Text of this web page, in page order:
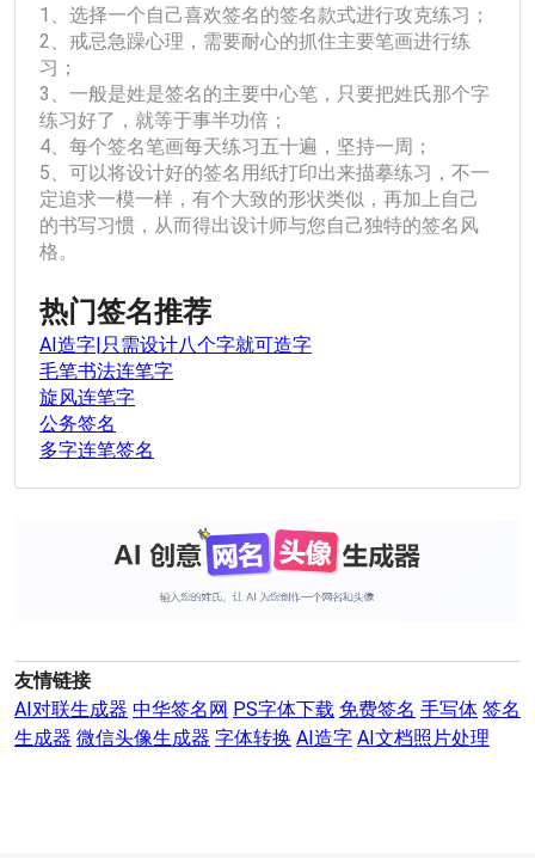
1、选择一个自己喜欢签名的签名款式进行攻克练习；
2、戒忌急躁心理，需要耐心的抓住主要笔画进行练
习；
3、一般是姓是签名的主要中心笔，只要把姓氏那个字
练习好了，就等于事半功倍；
4、每个签名笔画每天练习五十遍，坚持一周；
5、可以将设计好的签名用纸打印出来描摹练习，不一
定追求一模一样，有个大致的形状类似，再加上自己
的书写习惯，从而得出设计师与您自己独特的签名风
格。
热门签名推荐
AI造字|只需设计八个字就可造字
毛笔书法连笔字
旋风连笔字
公务签名
多字连笔签名
友情链接
AI对联生成器 中华签名网 PS字体下载 免费签名 手写体 签名
生成器 微信头像生成器 字体转换 AI造字 AI文档照片处理